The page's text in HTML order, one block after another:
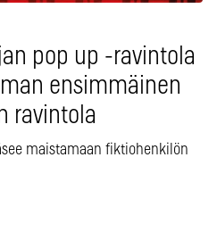
pop up -ravintola
ensimmäinen
ravintola
maistamaan fiktiohenkilön